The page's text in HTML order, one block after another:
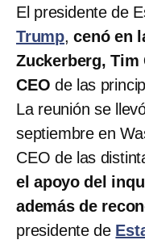
El presidente de
Trump,cenó en
Zuckerberg,
CEO de las
La reunión se
septiembre en
CEO de las
el apoyo del
además de
presidente de